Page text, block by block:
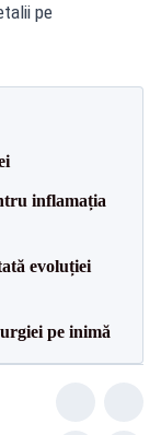
pe
inflamația
evoluției
pe inimă